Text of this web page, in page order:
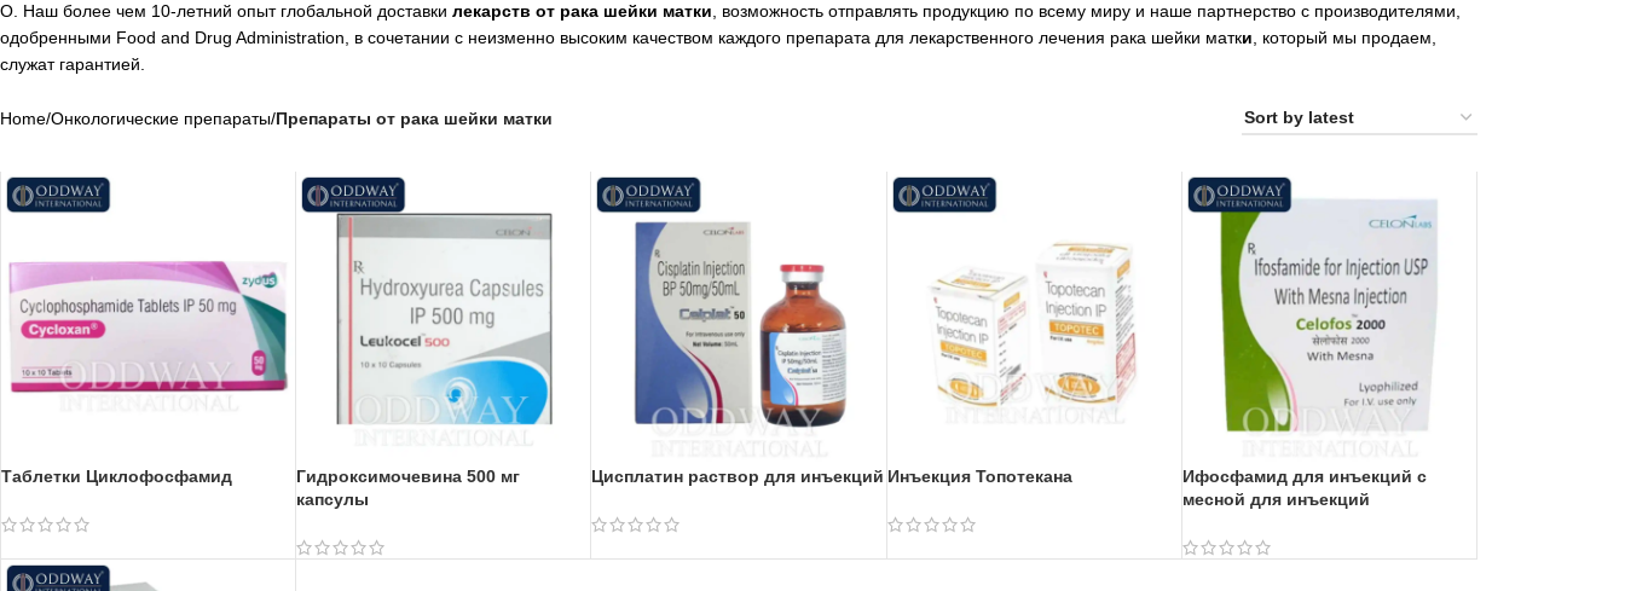
О. Наш более чем 10-летний опыт глобальной доставки лекарств от рака шейки матки , возможность отправлять продукцию по всему миру и наше партнерство с производителями,
одобренными Food and Drug Administration, в сочетании с неизменно высоким качеством каждого препарата для лекарственного лечения рака шейки матки , который мы продаем,
служат гарантией.
Home/Онкологические препараты/Препараты от рака шейки матки
Таблетки Циклофосфамид
Гидроксимочевина 500 мг
капсулы
Цисплатин раствор для инъекций Инъекция Топотекана
Ифосфамид для инъекций с
месной для инъекций